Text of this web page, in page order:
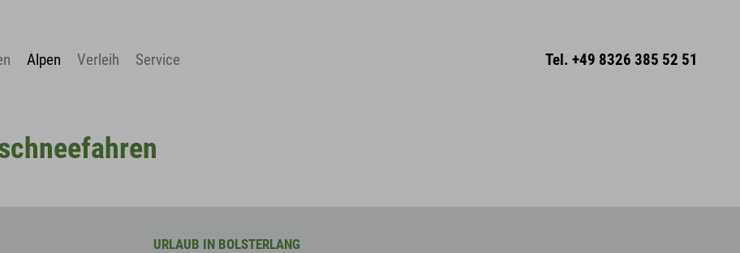
Alpen Verleih Service Tel. +49 8326 385 52 51
URLAUB IN BOLSTERLANG